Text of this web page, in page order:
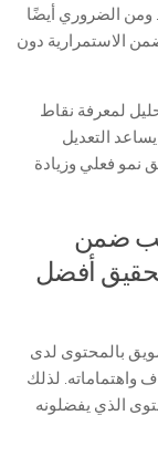
ومن الضروري أيضًا
الاستمرارية دون
لمعرفة نقاط
التعديل
نمو فعلي وزيادة
ضمن
أفضل
بالمحتوى لدى
واهتماماته. لذلك
الذي يفضلونه